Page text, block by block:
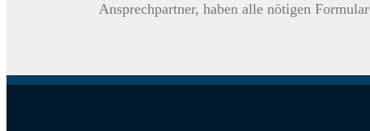
Ansprechpartner, haben alle nötigen